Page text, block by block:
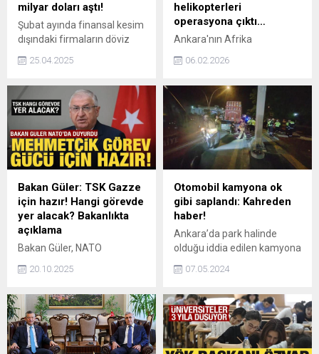
milyar doları aştı!
Şubat ayında finansal kesim
dışındaki firmaların döviz
yaşanırken, yükümlülüklerde
net döviz pozisyonu açığı
önemli bir yükselme
gösterdi. Bu gelişmelerin
ardından, kısa vadeli döviz
pozisyonu fazlası ise
geçtiğimiz aya göre azaldı.
25.04.2025
helikopterleri
operasyona çıktı…
Ankara'nın Afrika
döneme girildi.. Somali'de
ortak operasyonlara hava
desteği verdiği, üç F‑16’nın
bölgeye gönderilmesiyle
Türkiye’nin Somali'deki
caydırıcılığının artırıldığı
belirtiliyor.
06.02.2026
Bakan Güler: TSK Gazze
için hazır! Hangi görevde
yer alacak? Bakanlıkta
açıklama
Bakan Güler, NATO
Toplantısı'nda TSK’nın
uluslu Görev Gücünde yer
almaya da hazır olduğunu
vurguladı. Bakanlık
kaynaklarından yapılan
20.10.2025
Otomobil kamyona ok
gibi saplandı: Kahreden
haber!
Ankara’da park halinde
olduğu iddia edilen kamyona
hayatını kaybetti.
07.05.2024